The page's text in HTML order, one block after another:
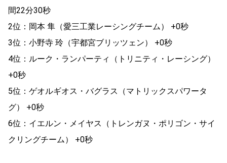
間22分30秒
2位：岡本 隼（愛三工業レーシングチーム） +0秒
3位：小野寺 玲（宇都宮ブリッツェン） +0秒
4位：ルーク・ランパーティ（トリニティ・レーシング）
+0秒
5位：ゲオルギオス・バグラス（マトリックスパワータ
グ） +0秒
6位：イエルン・メイヤス（トレンガヌ・ポリゴン・サイ
クリングチーム） +0秒